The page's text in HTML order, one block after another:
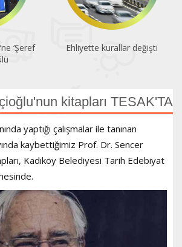
‘Şeref
Ehliyette kurallar değişti
kitapları TESAK'TA
yaptığı çalışmalar ile tanınan
kaybettiğimiz Prof. Dr. Sencer
Kadıköy Belediyesi Tarih Edebiyat